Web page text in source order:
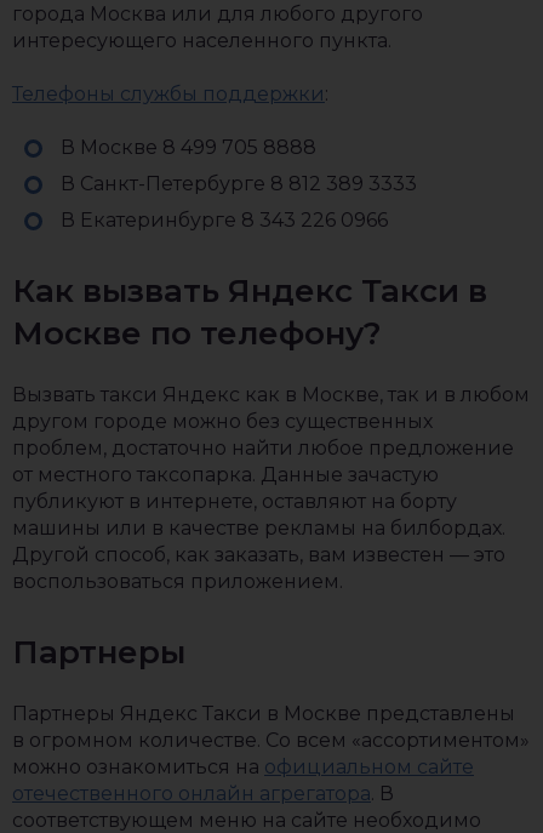
города Москва или для любого другого
интересующего населенного пункта.
Телефоны службы поддержки:
В Москве 8 499 705 8888
В Санкт-Петербурге 8 812 389 3333
В Екатеринбурге 8 343 226 0966
Как вызвать Яндекс Такси в
Москве по телефону?
Вызвать такси Яндекс как в Москве, так и в любом
другом городе можно без существенных
проблем, достаточно найти любое предложение
от местного таксопарка. Данные зачастую
публикуют в интернете, оставляют на борту
машины или в качестве рекламы на билбордах.
Другой способ, как заказать, вам известен — это
воспользоваться приложением.
Партнеры
Партнеры Яндекс Такси в Москве представлены
в огромном количестве. Со всем «ассортиментом»
можно ознакомиться на официальном сайте
отечественного онлайн агрегатора. В
соответствующем меню на сайте необходимо